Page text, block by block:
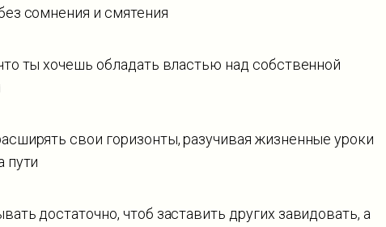
сомнения и смятения
ты хочешь обладать властью над собственной
свои горизонты, разучивая жизненные уроки
пути
достаточно, чтоб заставить других завидовать, а